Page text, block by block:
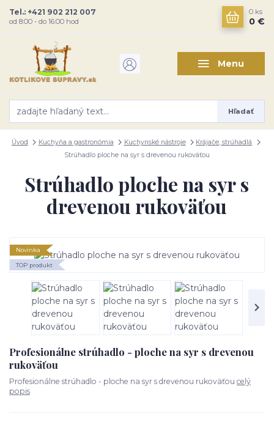
Menu
Hľadať
Tel.: +421 902 212 007
od 8:00 - do 16:00 hod
0 ks
0 €
Úvod Kuchyňa a gastronómia Kuchynské nástroje
Krájače, strúhadlá
Strúhadlo ploche na syr s drevenou rukoväťou
Strúhadlo ploche na syr s
drevenou rukoväťou
Novinka
TOP produkt
Profesionálne strúhadlo - ploche na syr s drevenou
rukoväťou
Profesionálne strúhadlo - ploche na syr s drevenou rukoväťou celý
popis